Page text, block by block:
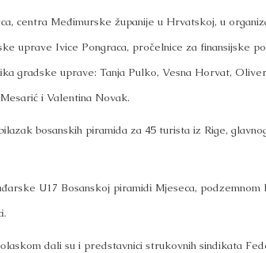
centra Međimurske županije u Hrvatskoj, u
uprave Ivice Pongraca, pročelnice za finansijske
gradske uprave: Tanja Pulko, Vesna Horvat,
i Valentina Novak.
bosanskih piramida za 45 turista iz Rige,
U17 Bosanskoj piramidi Mjeseca, podzemnom
dali su i predstavnici strukovnih sindikata